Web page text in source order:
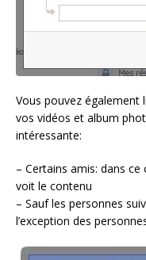
Vous pouvez également
vos vidéos et album
intéressante:
– Certains amis: dans ce
voit le contenu
– Sauf les personnes
l’exception des